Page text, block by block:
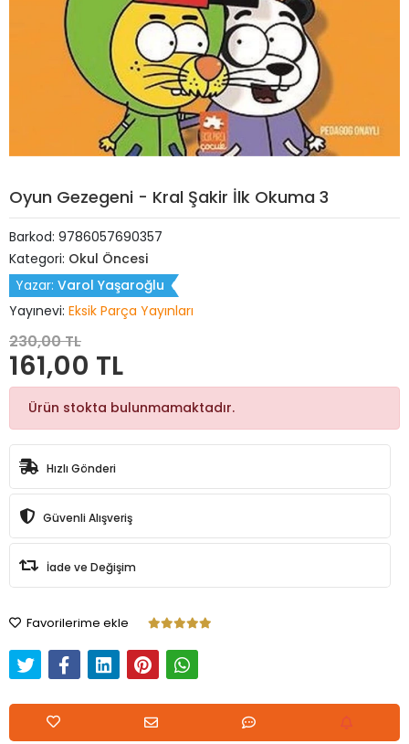
Oyun Gezegeni - Kral Şakir İlk Okuma 3
Barkod: 9786057690357
Kategori: Okul Öncesi
Yazar: Varol Yaşaroğlu
Yayınevi: Eksik Parça Yayınları
230,00 TL
161,00 TL
Ürün stokta bulunmamaktadır.
Hızlı Gönderi
Güvenli Alışveriş
İade ve Değişim
Favorilerime ekle